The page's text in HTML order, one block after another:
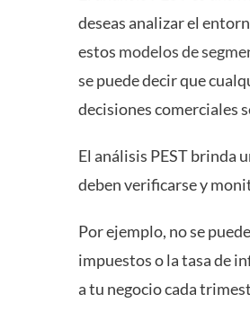
deseas analizar el
estos modelos de
se puede decir que
decisiones comerciales
El análisis PEST brinda
deben verificarse y
Por ejemplo, no se
impuestos o la tasa de
a tu negocio cada